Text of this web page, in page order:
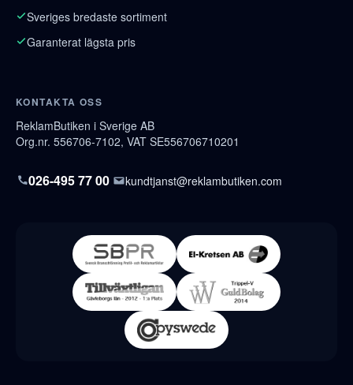
Sveriges bredaste sortiment
Garanterat lägsta pris
KONTAKTA OSS
ReklamButiken i Sverige AB
Org.nr. 556706-7102, VAT SE556706710201
026-495 77 00 kundtjanst@reklambutiken.com